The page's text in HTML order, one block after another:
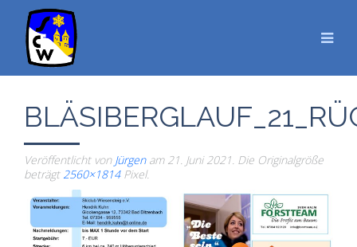
Veröffentlicht von Jürgenam 21. Juni 2021. Die Originalgröße
beträgt2560×1814Pixel.